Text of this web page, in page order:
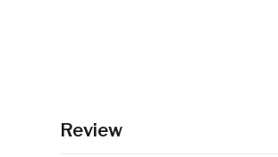
Review